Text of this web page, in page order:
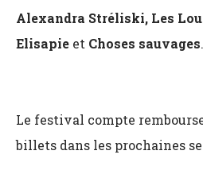
Alexandra Stréliski, Les
Elisapie et Choses sauvages.
Le festival compte
billets dans les prochaines